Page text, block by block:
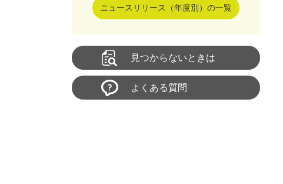
ニュースリリース（年度別）の一覧
見つからないときは
よくある質問